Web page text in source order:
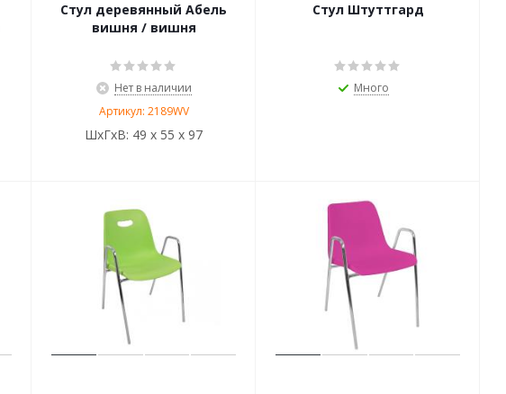
Стул деревянный Абель
вишня / вишня
Нет в наличии
Артикул: 2189WV
ШхГхВ: 49 х 55 х 97
Стул Штуттгард
Много